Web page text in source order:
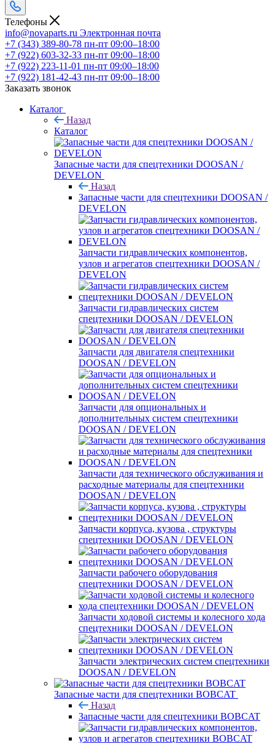
Телефоны
info@novaparts.ru Электронная почта
+7 (343) 389-80-78 пн-пт 09:00–18:00
+7 (922) 603-32-33 пн-пт 09:00–18:00
+7 (922) 223-11-01 пн-пт 09:00–18:00
+7 (922) 181-42-43 пн-пт 09:00–18:00
Заказать звонок
Каталог
Назад
Каталог
Запасные части для спецтехники DOOSAN /
DEVELON
Назад
Запасные части для спецтехники DOOSAN /
DEVELON
Запчасти гидравлических компонентов,
узлов и агрегатов спецтехники DOOSAN /
DEVELON
Запчасти гидравлических систем
спецтехники DOOSAN / DEVELON
Запчасти для двигателя спецтехники
DOOSAN / DEVELON
Запчасти для опциональных и
дополнительных систем спецтехники
DOOSAN / DEVELON
Запчасти для технического обслуживания и
расходные материалы для спецтехники
DOOSAN / DEVELON
Запчасти корпуса, кузова , структуры
спецтехники DOOSAN / DEVELON
Запчасти рабочего оборудования
спецтехники DOOSAN / DEVELON
Запчасти ходовой системы и колесного хода
спецтехники DOOSAN / DEVELON
Запчасти электрических систем спецтехники
DOOSAN / DEVELON
Запасные части для спецтехники BOBCAT
Назад
Запасные части для спецтехники BOBCAT